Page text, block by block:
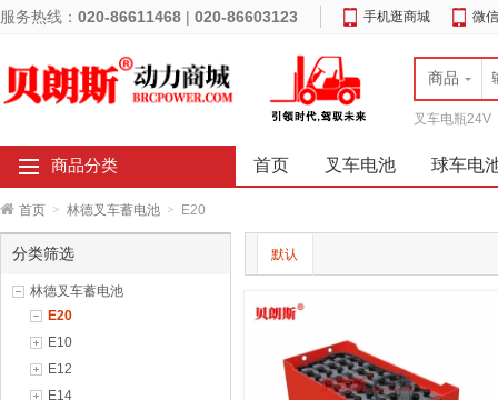
服务热线： 020-86611468 | 020-86603123 手机逛商城 微
商品
叉车电瓶24V
商品分类 首页 叉车电池 球车电
首页 > 林德叉车蓄电池 > E20
分类筛选
林德叉车蓄电池
E20
E10
E12
E14
默认